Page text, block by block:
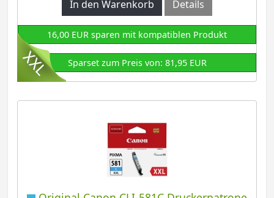
In den Warenkorb Details
16,00 EUR sparen mit kompatiblen Produkt
Sparset zum Preis von: 81,95 EUR